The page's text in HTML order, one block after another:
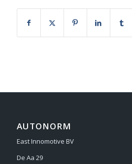
AUTONORM
East Innomotive BV
De Aa 29